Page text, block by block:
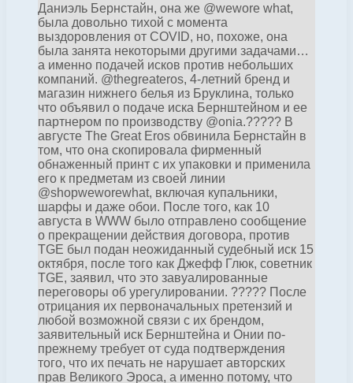
Даниэль Бернстайн, она же @wewore what,
была довольно тихой с момента
выздоровления от COVID, но, похоже, она
была занята некоторыми другими задачами…
а именно подачей исков против небольших
компаний. @thegreateros, 4-летний бренд и
магазин нижнего белья из Бруклина, только
что объявил о подаче иска Бернштейном и ее
партнером по производству @onia.????? В
августе The Great Eros обвинила Бернстайн в
том, что она скопировала фирменный
обнаженный принт с их упаковки и применила
его к предметам из своей линии
@shopweworewhat, включая купальники,
шарфы и даже обои. После того, как 10
августа в WWW было отправлено сообщение
о прекращении действия договора, против
TGE был подан неожиданный судебный иск 15
октября, после того как Джефф Глюк, советник
TGE, заявил, что это завуалированные
переговоры об урегулировании. ????? После
отрицания их первоначальных претензий и
любой возможной связи с их брендом,
заявительный иск Бернштейна и Онии по-
прежнему требует от суда подтверждения
того, что их печать не нарушает авторских
прав Великого Эроса, а именно потому, что